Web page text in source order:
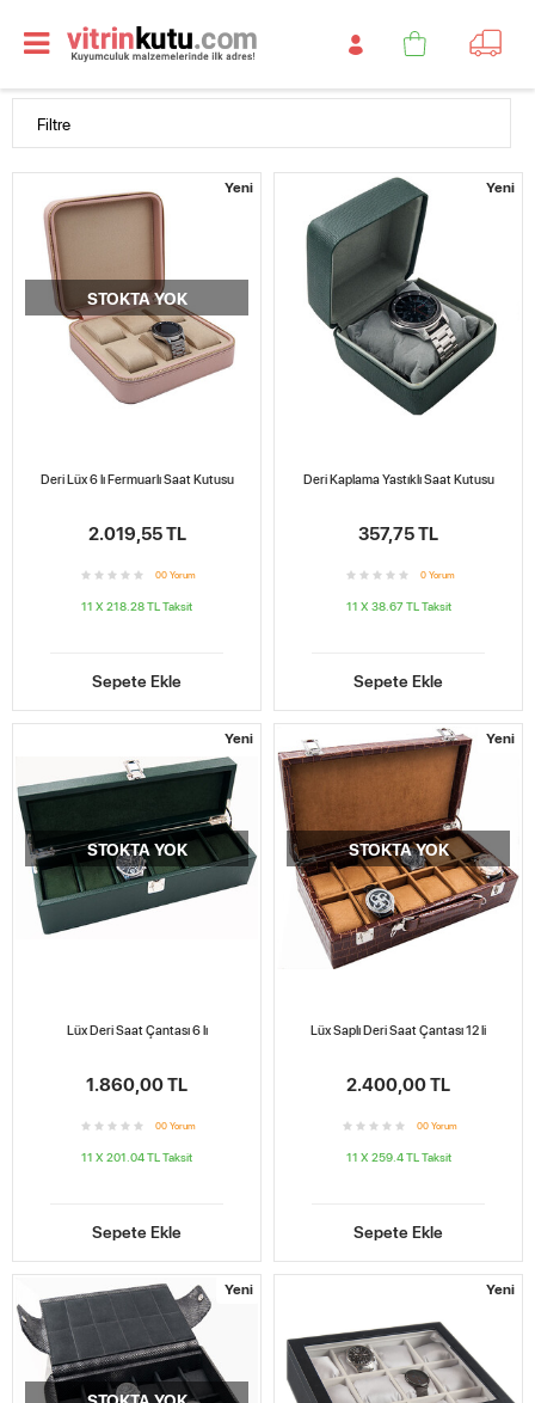
Filtre
Yeni
STOKTA YOK
Deri Lüx 6 lı Fermuarlı Saat Kutusu
2.019,55 TL
00 Yorum
11 X 218.28 TL Taksit
Sepete Ekle
Yeni
Deri Kaplama Yastıklı Saat Kutusu
357,75 TL
0 Yorum
11 X 38.67 TL Taksit
Sepete Ekle
Yeni
STOKTA YOK
Lüx Deri Saat Çantası 6 lı
1.860,00 TL
00 Yorum
11 X 201.04 TL Taksit
Sepete Ekle
Yeni
STOKTA YOK
Lüx Saplı Deri Saat Çantası 12 li
2.400,00 TL
00 Yorum
11 X 259.4 TL Taksit
Sepete Ekle
Yeni Yeni